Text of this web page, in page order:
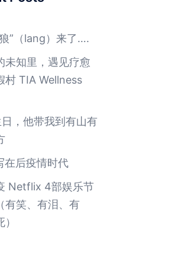
”（lang）来了….
未知里，遇见疗愈
村 TIA Wellness
，他带我到有山有
在后疫情时代
Netflix 4部娱乐节
有笑、有泪、有